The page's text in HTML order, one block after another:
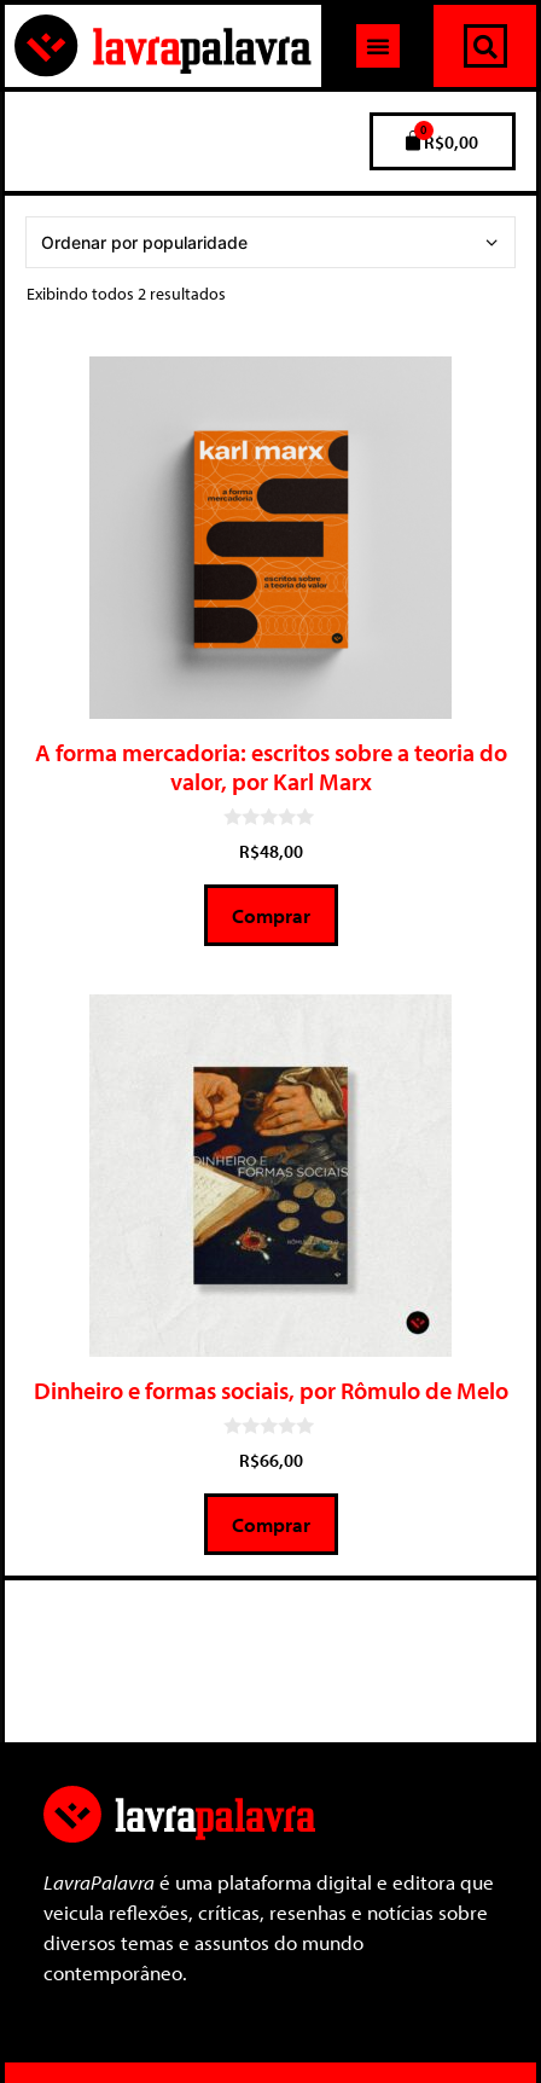
R$0,00
0
Exibindo todos 2 resultados
A forma mercadoria: escritos sobre a teoria do
valor, por Karl Marx
5
R$48,00
Comprar
Dinheiro e formas sociais, por Rômulo de Melo
5
R$66,00
Comprar
LavraPalavraé uma plataforma digital e editora que
veicula reflexões, críticas, resenhas e notícias sobre
diversos temas e assuntos do mundo
contemporâneo.